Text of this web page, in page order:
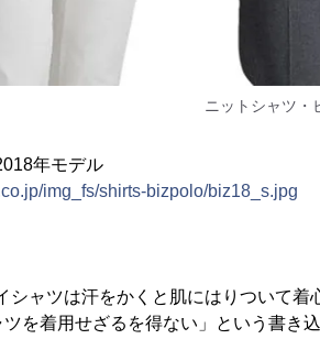
ニットシャツ・
年モデル
img_fs/shirts-bizpolo/biz18_s.jpg
シャツは汗をかくと肌にはりついて
を着用せざるを得ない」という書き